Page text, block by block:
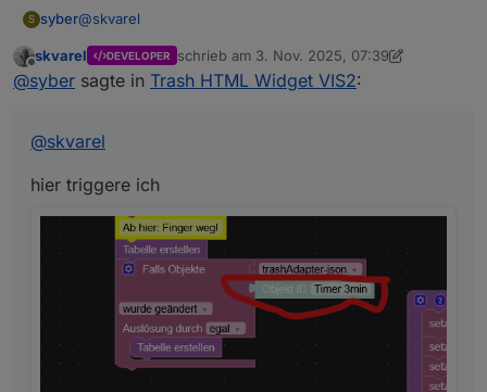
S syber@skvarel
hier triggere ich
Offline
skvarel DEVELOPER schrieb am 3. Nov. 2025, 07:39
zuletzt editiert von skvarel11. März 2025,
@syber sagte in Trash HTML Widget VIS2:
@skvarel
hier triggere ich